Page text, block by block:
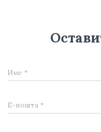
Име *
Е-пошта *